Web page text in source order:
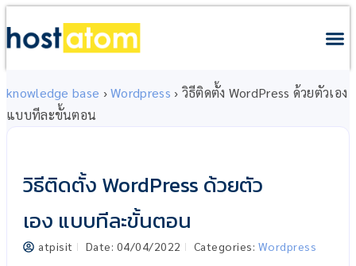
knowledge base › Wordpress › วิธีติดตั้ง WordPress ด้วยตัวเอง
แบบทีละขั้นตอน
วิธีติดตั้ง WordPress ด้วยตัว
เอง แบบทีละขั้นตอน
atpisit Date: 04/04/2022 Categories: Wordpress